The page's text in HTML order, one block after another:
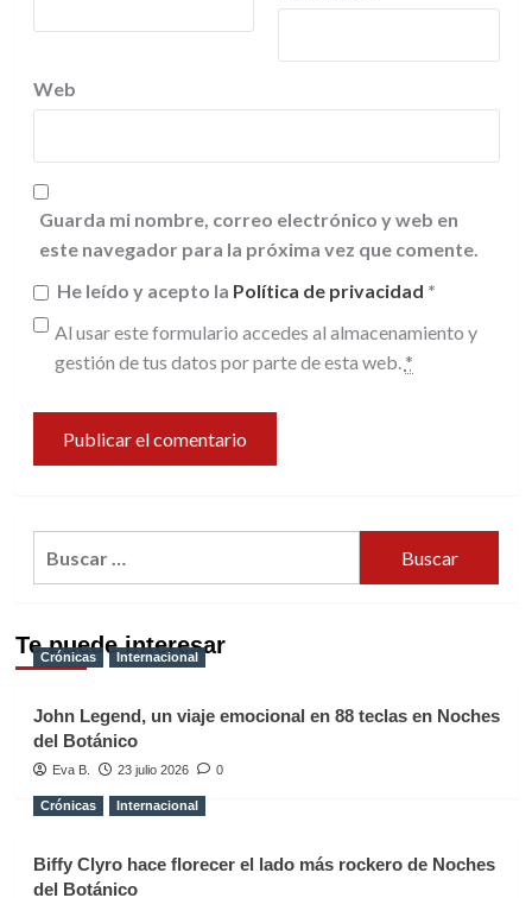
Web
Guarda mi nombre, correo electrónico y web en
este navegador para la próxima vez que comente.
He leído y acepto la Política de privacidad *
Al usar este formulario accedes al almacenamiento y
gestión de tus datos por parte de esta web. *
Te puede interesar
Crónicas Internacional
John Legend, un viaje emocional en 88 teclas en Noches
del Botánico
Eva B. 23 julio 2026 0
Crónicas Internacional
Biffy Clyro hace florecer el lado más rockero de Noches
del Botánico